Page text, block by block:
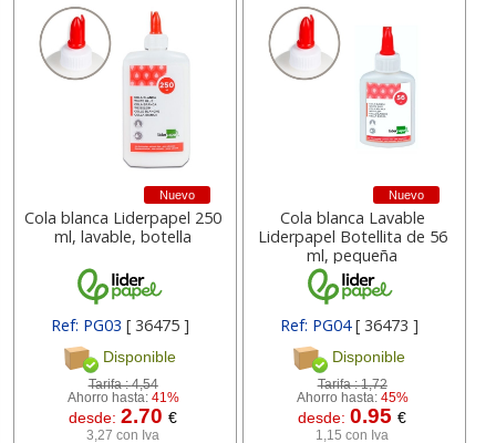
Nuevo
Cola blanca Liderpapel 250
ml, lavable, botella
Ref: PG03 [ 36475 ]
Disponible
Tarifa :4,54
Ahorro hasta: 41%
desde:2.70€
3,27 con Iva
Nuevo
Cola blanca Lavable
Liderpapel Botellita de 56
ml, pequeña
Ref: PG04[ 36473 ]
Disponible
Tarifa :1,72
Ahorro hasta: 45%
desde:0.95€
1,15 con Iva